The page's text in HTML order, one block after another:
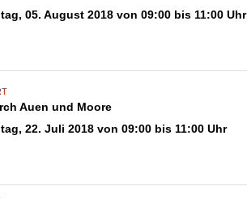
05. August 2018 von 09:00 bis 11:00 Uhr
Auen und Moore
22. Juli 2018 von 09:00 bis 11:00 Uhr